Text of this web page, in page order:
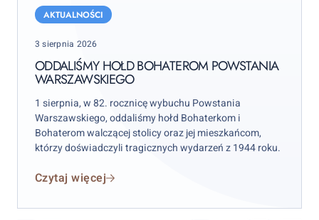
hołd
Powstania
Warszawskiego
AKTUALNOŚCI
Posted
3 sierpnia 2026
ODDALIŚMY HOŁD BOHATEROM POWSTANIA
WARSZAWSKIEGO
1 sierpnia, w 82. rocznicę wybuchu Powstania
Warszawskiego, oddaliśmy hołd Bohaterkom i
Bohaterom walczącej stolicy oraz jej mieszkańcom,
którzy doświadczyli tragicznych wydarzeń z 1944 roku.
Czytaj więcej